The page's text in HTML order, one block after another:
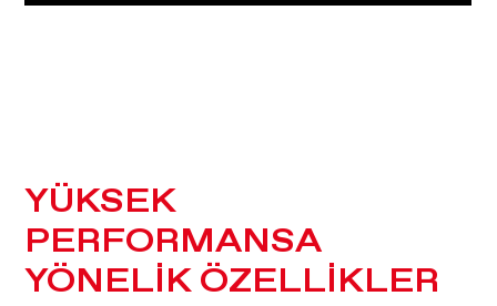
YÜKSEK
PERFORMANSA
YÖNELİK ÖZELLİKLER